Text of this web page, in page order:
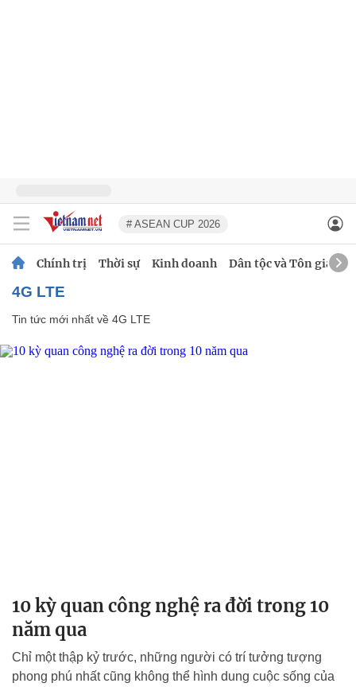
# ASEAN CUP 2026
Chính trị Thời sự Kinh doanh Dân tộc và Tôn giáo
4G LTE
Tin tức mới nhất về 4G LTE
10 kỳ quan công nghệ ra đời trong 10
năm qua
Chỉ một thập kỷ trước, những người có trí tưởng tượng
phong phú nhất cũng không thể hình dung cuộc sống của